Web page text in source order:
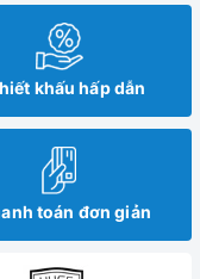
khấu hấp dẫn
toán đơn giản